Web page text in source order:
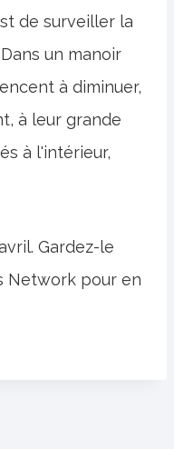
de surveiller la
un manoir
à diminuer,
à leur grande
à l'intérieur,
Gardez-le
Network pour en